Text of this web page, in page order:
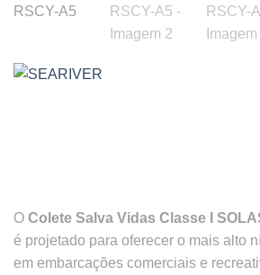
O Colete Salva Vidas Classe I
é projetado para oferecer o mais alto
em embarcações comerciais e